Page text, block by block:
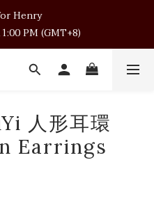
Henry
PM (GMT+8)
Henry
PM (GMT+8)
Shipping
Henry
PM (GMT+8)
人形耳環
Earrings